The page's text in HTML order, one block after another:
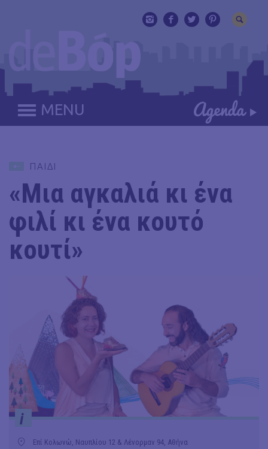
MENU
ΠΑΙΔΙ
«Μια αγκαλιά κι ένα
φιλί κι ένα κουτό
κουτί»
i
Επί Κολωνώ, Ναυπλίου 12 & Λένορμαν 94, Αθήνα